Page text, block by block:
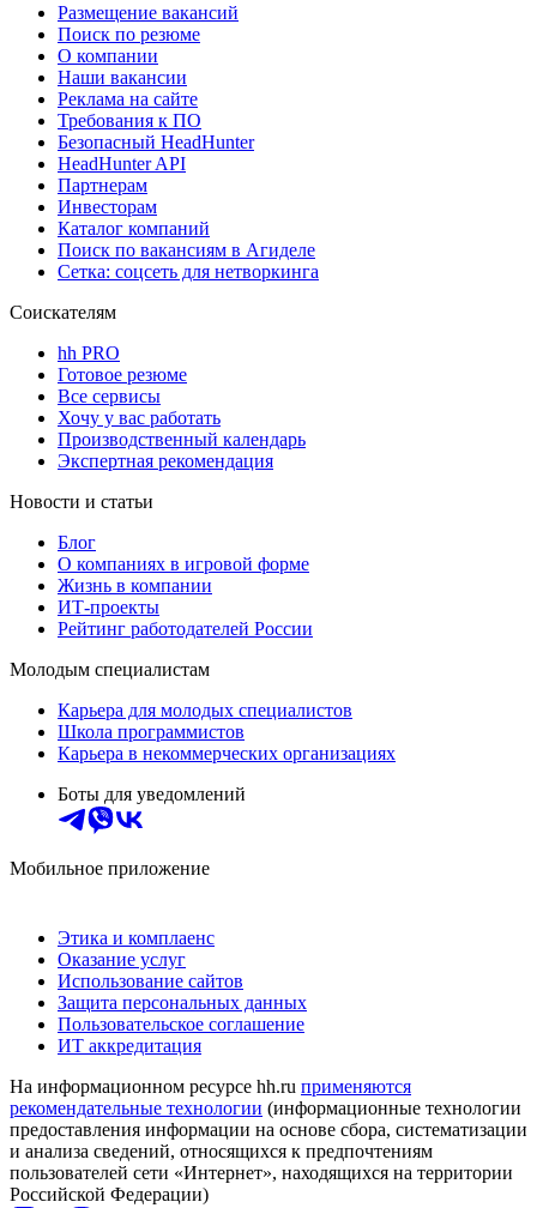
Размещение вакансий
Поиск по резюме
О компании
Наши вакансии
Реклама на сайте
Требования к ПО
Безопасный HeadHunter
HeadHunter API
Партнерам
Инвесторам
Каталог компаний
Поиск по вакансиям в Агиделе
Сетка: соцсеть для нетворкинга
Соискателям
hh PRO
Готовое резюме
Все сервисы
Хочу у вас работать
Производственный календарь
Экспертная рекомендация
Новости и статьи
Блог
О компаниях в игровой форме
Жизнь в компании
ИТ-проекты
Рейтинг работодателей России
Молодым специалистам
Карьера для молодых специалистов
Школа программистов
Карьера в некоммерческих организациях
Боты для уведомлений
Мобильное приложение
Этика и комплаенс
Оказание услуг
Использование сайтов
Защита персональных данных
Пользовательское соглашение
ИТ аккредитация
На информационном ресурсе hh.ru применяются
рекомендательные технологии (информационные технологии
предоставления информации на основе сбора, систематизации
и анализа сведений, относящихся к предпочтениям
пользователей сети «Интернет», находящихся на территории
Российской Федерации)